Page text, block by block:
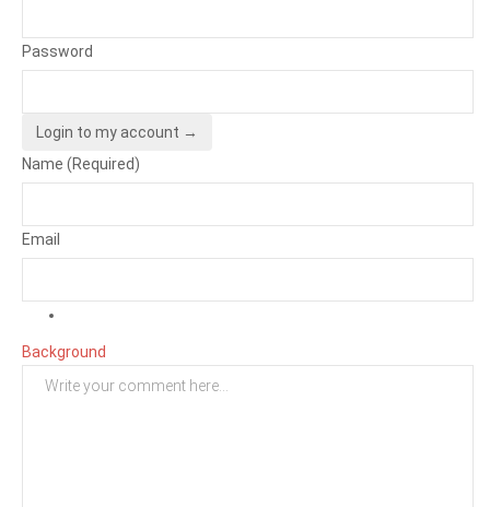
Password
Login to my account →
Name (Required)
Email
Background